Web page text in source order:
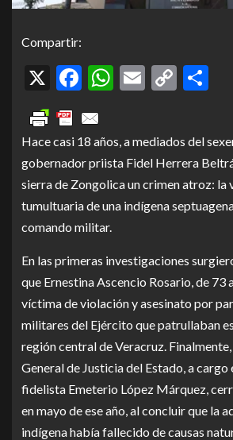
Compartir:
X Facebook
WhatsApp
Email
Copy
Hace casi 18 años, a mediados del
gobernador priista Fidel Herrera
sierra de Zongolica un crimen atroz: la
tumultuaria de una indígena
comando militar.
En las primeras investigaciones
que Ernestina Ascencio Rosario, de 73
víctima de violación y asesinato por
militares del Ejército que patrullaban
región central de Veracruz.
General de Justicia del Estado, a
fidelista Emeterio López Márquez,
en mayo de ese año, al concluir que la
indígena había fallecido de causas